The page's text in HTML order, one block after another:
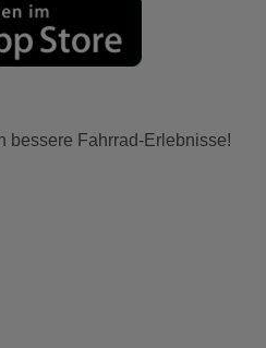
bessere Fahrrad-Erlebnisse!